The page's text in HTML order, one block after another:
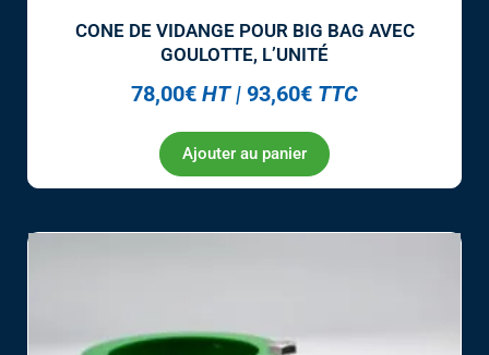
CONE DE VIDANGE POUR BIG BAG AVEC
GOULOTTE, L’UNITÉ
78,00€ HT | 93,60€ TTC
Ajouter au panier